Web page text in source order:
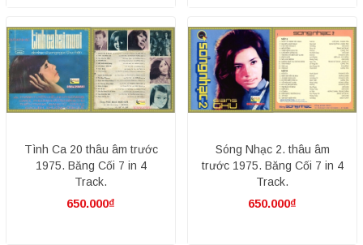
Tình Ca 20 thâu âm trước
1975. Băng Cối 7 in 4
Track.
650.000₫
Sóng Nhạc 2. thâu âm
trước 1975. Băng Cối 7 in 4
Track.
650.000₫